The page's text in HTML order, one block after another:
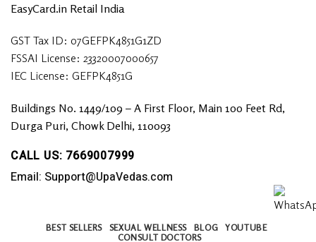
EasyCard.in Retail India
GST Tax ID: 07GEFPK4851G1ZD
FSSAI License: 23320007000657
IEC License: GEFPK4851G
Buildings No. 1449/109 – A First Floor, Main 100 Feet Rd,
Durga Puri, Chowk Delhi, 110093
CALL US: 7669007999
Email: Support@UpaVedas.com
BEST SELLERS SEXUAL WELLNESS BLOG
YOUTUBE
CONSULT DOCTORS